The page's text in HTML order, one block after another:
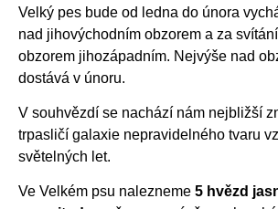
Velký pes bude od ledna do února
nad jihovýchodním obzorem a za
obzorem jihozápadním. Nejvýše nad
dostává v únoru.
V souhvězdí se nachází nám nejbližší
trpasličí galaxie nepravidelného tvaru
světelných let.
Ve Velkém psu nalezneme 5 hvězd